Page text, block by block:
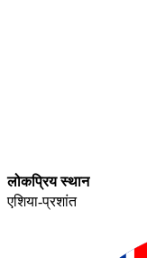
लोकप्रिय स्थान​​
एशिया-प्रशांत​​